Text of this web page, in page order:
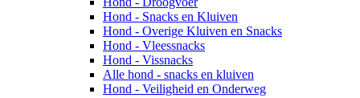
Hond - Snacks en Kluiven
Hond - Overige Kluiven en Snacks
Hond - Vleessnacks
Hond - Vissnacks
Alle hond - snacks en kluiven
Hond - Veiligheid en Onderweg